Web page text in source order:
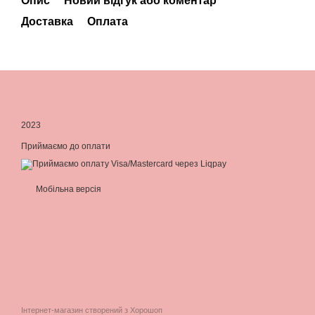
Доставка
Оплата
2023
Приймаємо до оплати
Мобільна версія
Інтернет-магазин створений з Хорошоп